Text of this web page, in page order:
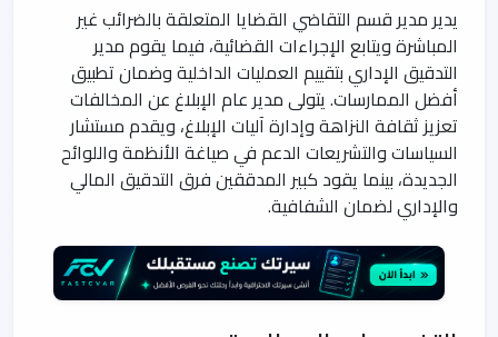
يدير مدير قسم التقاضي القضايا المتعلقة بالضرائب غير
المباشرة ويتابع الإجراءات القضائية، فيما يقوم مدير
التدقيق الإداري بتقييم العمليات الداخلية وضمان تطبيق
أفضل الممارسات. يتولى مدير عام الإبلاغ عن المخالفات
تعزيز ثقافة النزاهة وإدارة آليات الإبلاغ، ويقدم مستشار
السياسات والتشريعات الدعم في صياغة الأنظمة واللوائح
الجديدة، بينما يقود كبير المدققين فرق التدقيق المالي
والإداري لضمان الشفافية.